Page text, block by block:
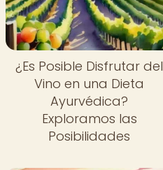
¿Es Posible Disfrutar del
Vino en una Dieta
Ayurvédica?
Exploramos las
Posibilidades